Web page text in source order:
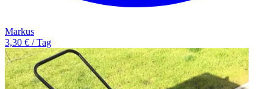
Markus
3,30 € / Tag